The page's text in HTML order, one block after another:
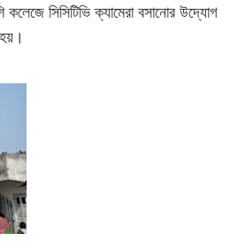
কলেজে সিসিটিভি ক্যামেরা বসানোর উদ্যোগ